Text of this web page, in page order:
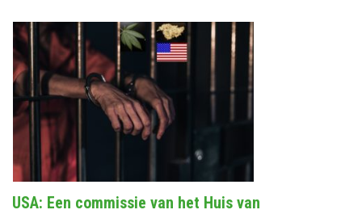
USA: Een commissie van het Huis van